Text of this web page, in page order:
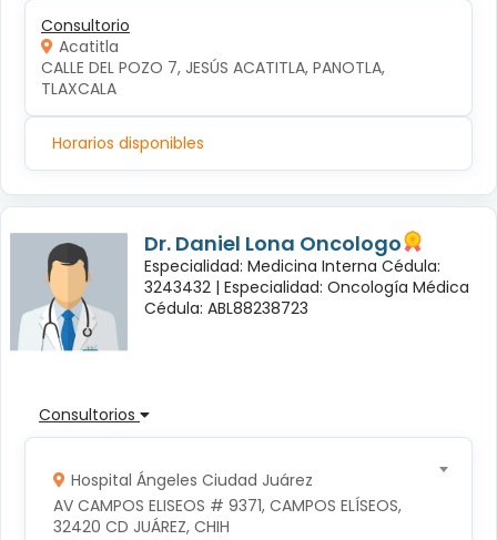
Consultorio
Acatitla
CALLE DEL POZO 7, JESÚS ACATITLA, PANOTLA,
TLAXCALA
Horarios disponibles
Dr. Daniel Lona Oncologo
Especialidad: Medicina Interna Cédula:
3243432 | Especialidad: Oncología Médica
Cédula: ABL88238723
Consultorios
Hospital Ángeles Ciudad Juárez
AV CAMPOS ELISEOS # 9371, CAMPOS ELÍSEOS,
32420 CD JUÁREZ, CHIH